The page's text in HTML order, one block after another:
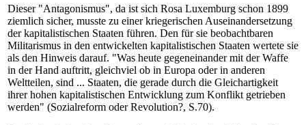
Dieser "Antagonismus", da ist sich Rosa Luxemburg schon 1899
ziemlich sicher, musste zu einer kriegerischen Auseinandersetzung
der kapitalistischen Staaten führen. Den für sie beobachtbaren
Militarismus in den entwickelten kapitalistischen Staaten wertete sie
als den Hinweis darauf. "Was heute gegeneinander mit der Waffe
in der Hand auftritt, gleichviel ob in Europa oder in anderen
Weltteilen, sind ... Staaten, die gerade durch die Gleichartigkeit
ihrer hohen kapitalistischen Entwicklung zum Konflikt getrieben
werden" (Sozialreform oder Revolution?, S.70).